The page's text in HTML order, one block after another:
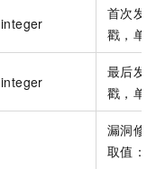
integer
首次发
戳，单
integer
最后发
戳，单
漏洞修
取值：